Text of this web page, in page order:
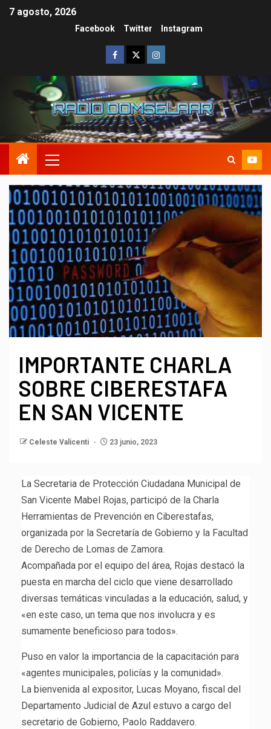
7 agosto, 2026
Facebook Twitter Instagram
IMPORTANTE CHARLA
SOBRE CIBERESTAFA
EN SAN VICENTE
Celeste Valicenti 23 junio, 2023
La Secretaria de Protección Ciudadana Municipal de
San Vicente Mabel Rojas, participó de la Charla
Herramientas de Prevención en Ciberestafas,
organizada por la Secretaría de Gobierno y la Facultad
de Derecho de Lomas de Zamora.
Acompañada por el equipo del área, Rojas destacó la
puesta en marcha del ciclo que viene desarrollado
diversas temáticas vinculadas a la educación, salud, y
«en este caso, un tema que nos involucra y es
sumamente beneficioso para todos».
Puso en valor la importancia de la capacitación para
«agentes municipales, policías y la comunidad».
La bienvenida al expositor, Lucas Moyano, fiscal del
Departamento Judicial de Azul estuvo a cargo del
secretario de Gobierno, Paolo Raddavero.